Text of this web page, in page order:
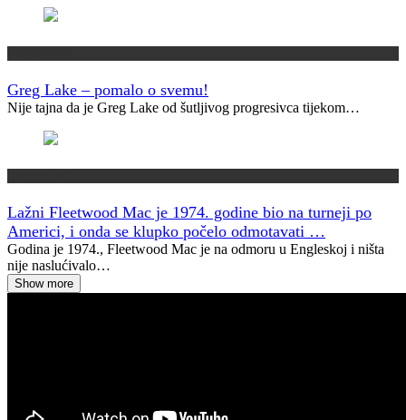
Greg Lake – pomalo o svemu!
Nije tajna da je Greg Lake od šutljivog progresivca tijekom…
Lažni Fleetwood Mac je 1974. godine bio na turneji po
Americi, i onda se klupko počelo odmotavati …
Godina je 1974., Fleetwood Mac je na odmoru u Engleskoj i ništa
nije naslućivalo…
Show more